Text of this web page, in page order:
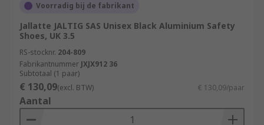
Voorradig bij de fabrikant
Jallatte JALTIG SAS Unisex Black Aluminium Safety
Shoes, UK 3.5
RS-stocknr. 204-809
Fabrikantnummer JXJX912 36
Subtotaal (1 paar)
€ 130,09(excl. BTW) € 130,09/paar
Aantal